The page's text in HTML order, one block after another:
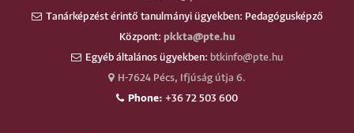
Tanárképzést érintő tanulmányi ügyekben: Pedagógusképző
Központ: pkkta@pte.hu
Egyéb általános ügyekben: btkinfo@pte.hu
H-7624 Pécs, Ifjúság útja 6.
Phone: +36 72 503 600